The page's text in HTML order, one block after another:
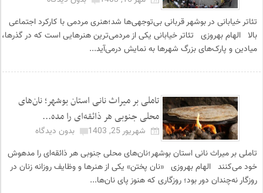
تئاتر خیابانی در بوشهر قربانی بی‌توجهی‌ها شد؛هنری مردمی با کارکرد اجتماعی
بالا الهام بهروزی تئاتر خیابانی یکی از مردمی‌ترین هنرهایی است که در گذرها،
میادین و پارک‌های بزرگ شهرها به نمایش درمی‌آید...
تاملی بر میراث نانی استان بوشهر؛ نان‌های
محلی جنوبی هر ذائقه‌ای را مده...
شهریور 25, 1403
بدون دیدگاه
تاملی بر میراث نانی استان بوشهر؛نان‌های محلی جنوبی هر ذائقه‌ای را مدهوش
خود می‌کنند الهام بهروزی «نان پختن» یکی از هنرها و وظایف روزانه زنان در
روزگار نه‌چندان دور بود؛ روزگاری که هنوز پای نان‌ها...